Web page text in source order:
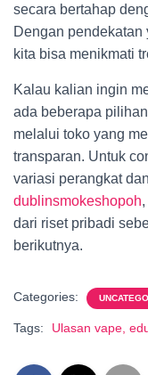
secara bertahap
Dengan
kita bisa menikmati
Kalau kalian ingin
ada beberapa
melalui toko yang
transparan. Untuk
variasi perangkat
dublinsmokeshopoh
dari riset pribadi
berikutnya.
Categories:
Tags: Ulasan vape,